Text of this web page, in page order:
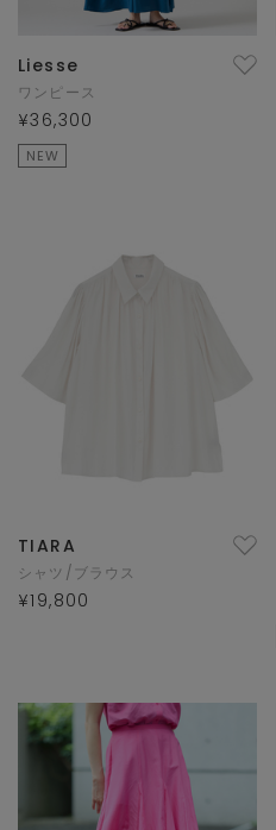
Liesse
ワンピース
¥36,300
NEW
TIARA
シャツ/ブラウス
¥19,800